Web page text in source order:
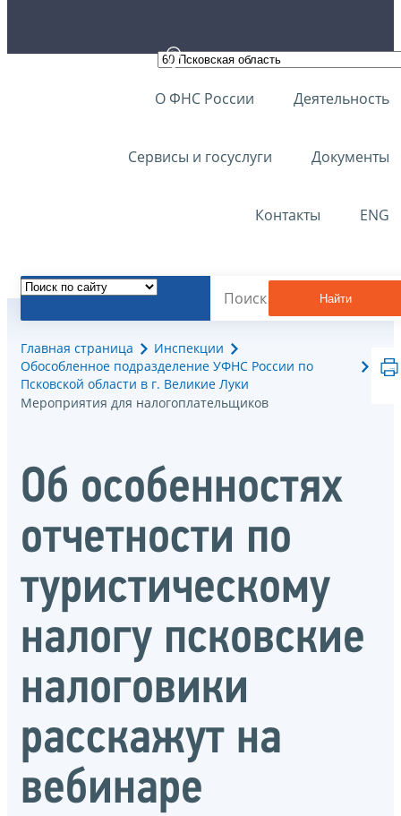
О ФНС России Деятельность
Сервисы и госуслуги Документы
Контакты ENG
Найти
Главная страница
Инспекции
Обособленное подразделение УФНС России по
Псковской области в г. Великие Луки
Мероприятия для налогоплательщиков
Об особенностях
отчетности по
туристическому
налогу псковские
налоговики
расскажут на
вебинаре